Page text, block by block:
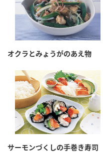
オクラとみょうがのあえ物
サーモンづくしの手巻き寿司